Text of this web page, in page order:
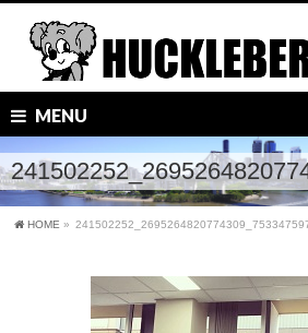
MENU
HOME »